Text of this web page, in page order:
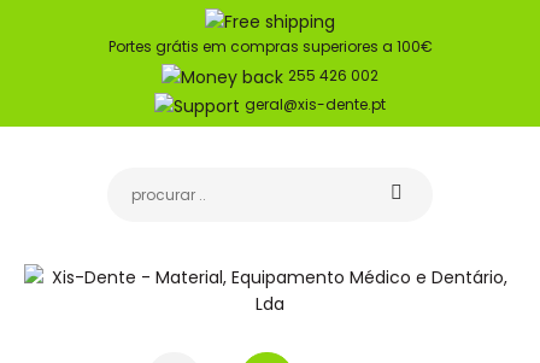
Portes grátis em compras superiores a 100€
255 426 002
geral@xis-dente.pt